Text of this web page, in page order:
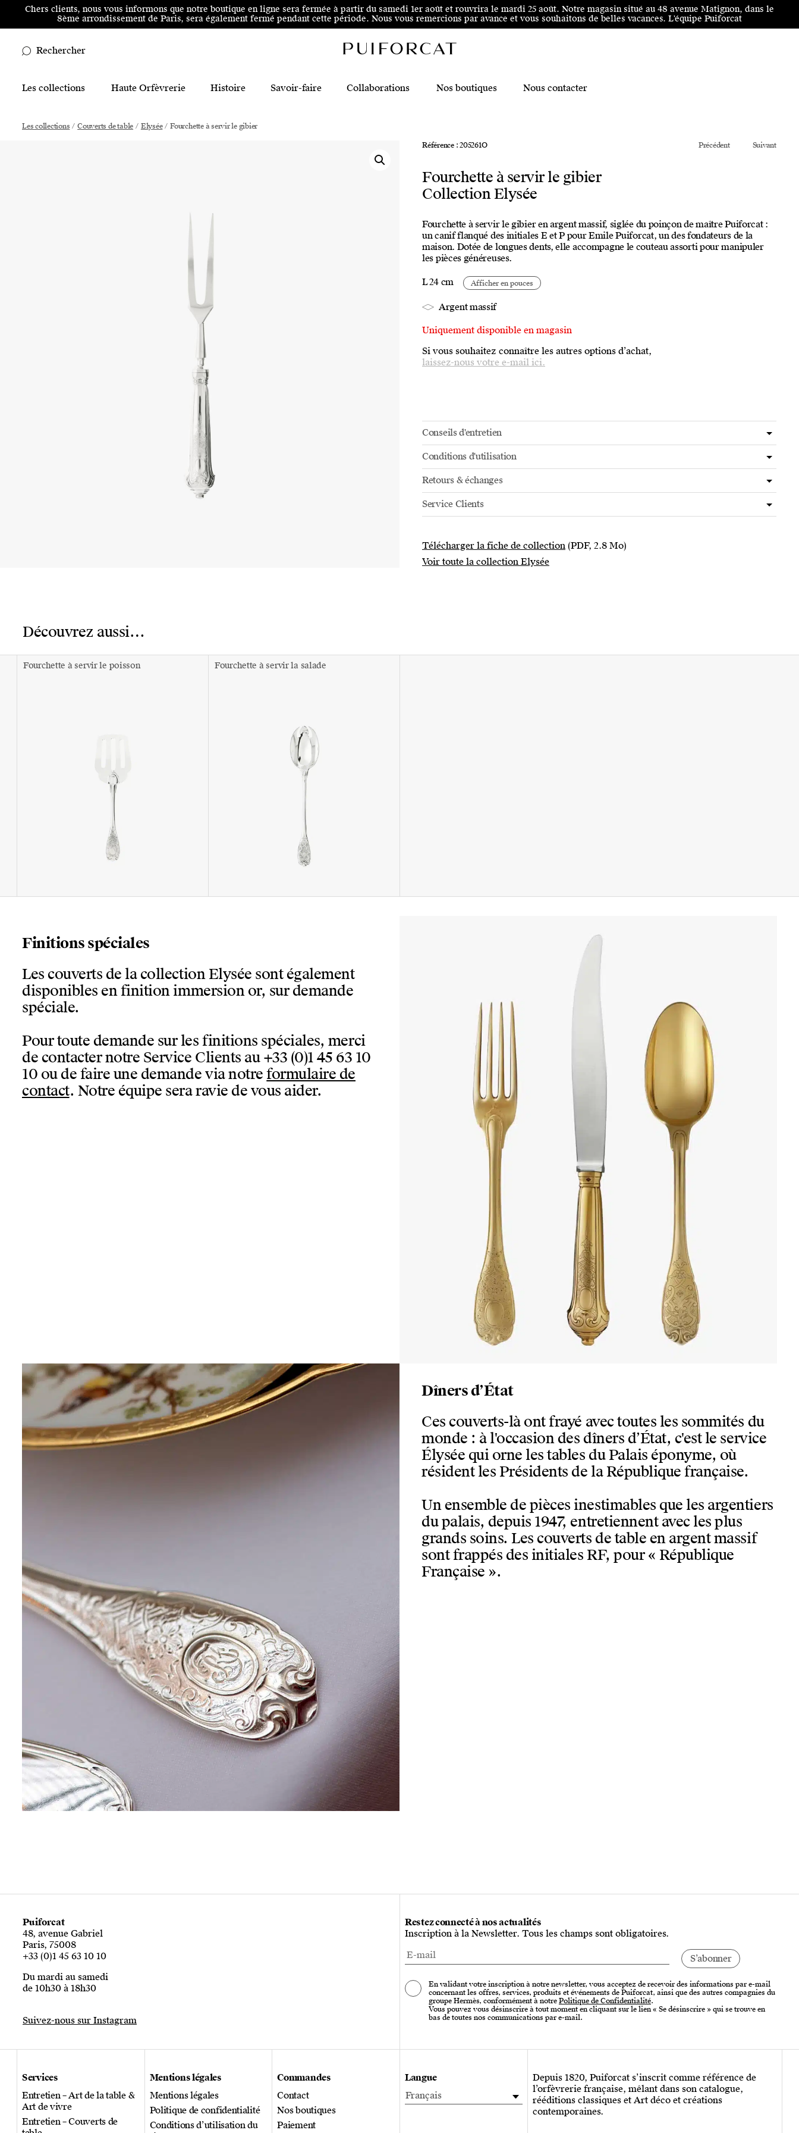
Aller au menu principal Aller au contenu principal Aller au pied de page
Chers clients, nous vous informons que notre boutique en ligne sera fermée à partir du samedi 1er août et rouvrira le mardi 25 août. Notre magasin situé au 48 avenue Matignon, dans le
8ème arrondissement de Paris, sera également fermé pendant cette période. Nous vous remercions par avance et vous souhaitons de belles vacances. L'équipe Puiforcat
Main Mobile Navigation
Rechercher
Main Desktop Navigation
Les collections Haute Orfèvrerie Histoire Savoir-faire Collaborations Nos boutiques Nous contacter
Les collections / Couverts de table / Elysée / Fourchette à servir le gibier
Référence : 205261O
Précédent Suivant
Fourchette à servir le gibier
Collection Elysée
Fourchette à servir le gibier en argent massif, siglée du poinçon de maître Puiforcat :
un canif flanqué des initiales E et P pour Emile Puiforcat, un des fondateurs de la
maison. Dotée de longues dents, elle accompagne le couteau assorti pour manipuler
les pièces généreuses.
L 24 cm Afficher en pouces
Argent massif
Uniquement disponible en magasin
Si vous souhaitez connaître les autres options d’achat,
laissez-nous votre e-mail ici.
Conseils d'entretien
Conditions d'utilisation
Retours & échanges
Service Clients
Télécharger la fiche de collection (PDF, 2.8 Mo)
Voir toute la collection Elysée
Découvrez aussi…
Fourchette à servir le poisson Fourchette à servir la salade
Finitions spéciales
Les couverts de la collection Elysée sont également
disponibles en finition immersion or, sur demande
spéciale.
Pour toute demande sur les finitions spéciales, merci
de contacter notre Service Clients au +33 (0)1 45 63 10
10 ou de faire une demande via notreformulaire de
contact. Notre équipe sera ravie de vous aider.
Dîners d’État
Ces couverts-là ont frayé avec toutes les sommités du
monde : à l'occasion des dîners d’État, c'est le service
Élysée qui orne les tables du Palais éponyme, où
résident les Présidents de la République française.
Un ensemble de pièces inestimables que les argentiers
du palais, depuis 1947, entretiennent avec les plus
grands soins. Les couverts de table en argent massif
sont frappés des initiales RF, pour « République
Française ».
Puiforcat
48, avenue Gabriel
Paris, 75008
+33 (0)1 45 63 10 10
Du mardi au samedi
de 10h30 à 18h30
Suivez-nous sur Instagram
Restez connecté à nos actualités
Inscription à la Newsletter. Tous les champs sont obligatoires.
En validant votre inscription à notre newsletter, vous acceptez de recevoir des informations par e-mail
concernant les offres, services, produits et événements de Puiforcat, ainsi que des autres compagnies du
groupe Hermès, conformément à notrePolitique de Confidentialité.
Vous pouvez vous désinscrire à tout moment en cliquant sur le lien « Se désinscrire » qui se trouve en
bas de toutes nos communications par e-mail.
Services
Entretien – Art de la table &
Art de vivre
Entretien – Couverts de
Mentions légales
Mentions légales
Politique de confidentialité
Conditions d’utilisation du
Commandes
Contact
Nos boutiques
Paiement
Langue
Français
Depuis 1820, Puiforcat s’inscrit comme référence de
l’orfèvrerie française, mêlant dans son catalogue,
rééditions classiques et Art déco et créations
contemporaines.